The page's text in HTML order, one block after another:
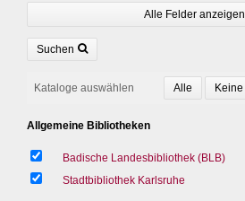
Alle Felder anzeigen
Suchen
Kataloge auswählen
Allgemeine Bibliotheken
Badische Landesbibliothek (BLB)
Stadtbibliothek Karlsruhe